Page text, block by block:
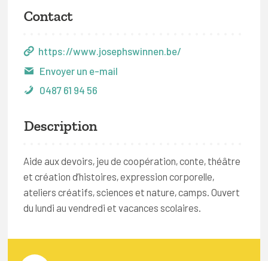
Contact
https://www.josephswinnen.be/
Envoyer un e-mail
0487 61 94 56
Description
Aide aux devoirs, jeu de coopération, conte, théâtre
et création d’histoires, expression corporelle,
ateliers créatifs, sciences et nature, camps. Ouvert
du lundi au vendredi et vacances scolaires.